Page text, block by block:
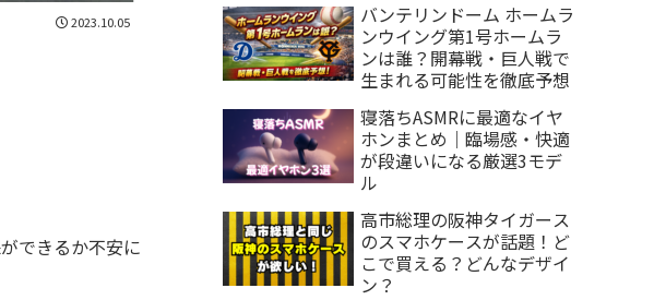
2023.10.05
できるか不安に
バンテリンドーム ホームラ
ンウイング第1号ホームラ
ンは誰？開幕戦・巨人戦で
生まれる可能性を徹底予想
寝落ちASMRに最適なイヤ
ホンまとめ｜臨場感・快適
が段違いになる厳選3モデ
ル
高市総理の阪神タイガース
のスマホケースが話題！ど
こで買える？どんなデザイ
ン？